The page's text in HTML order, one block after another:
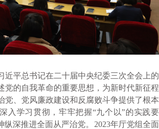
平总书记在二十届中央纪委三次全会上的
党的自我革命的重要思想，为新时代新征程
党、党风廉政建设和反腐败斗争提供了根本
入学习贯彻，牢牢把握“九个以”的实践要
纵深推进全面从严治党。2023年厅党组全面